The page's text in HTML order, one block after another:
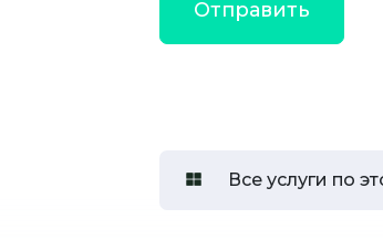
Все услуги по